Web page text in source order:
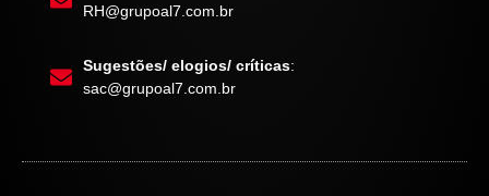
RH@grupoal7.com.br
Sugestões/ elogios/ críticas:
sac@grupoal7.com.br